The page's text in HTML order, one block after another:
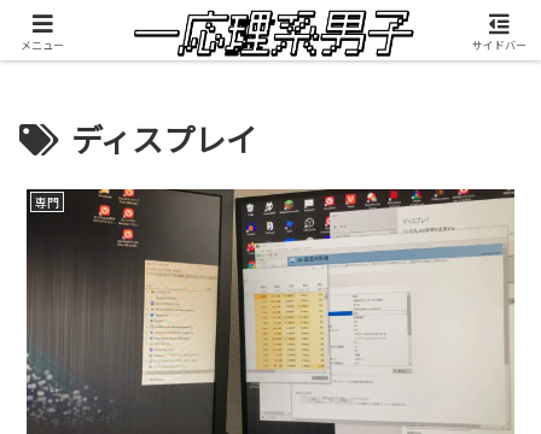
積雲が映像制作したMV『RANGEFINDER』公開中
ディスプレイ
専門
メニュー サイドバー